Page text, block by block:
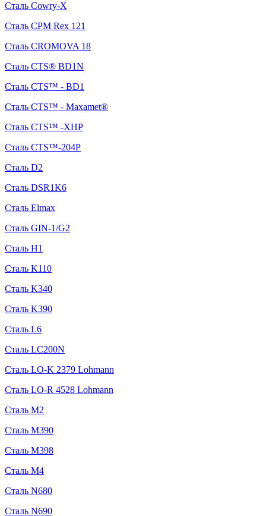
Сталь Cowry-X
Сталь CPM Rex 121
Сталь CROMOVA 18
Сталь CTS® BD1N
Сталь CTS™ - BD1
Сталь CTS™ - Maxamet®
Сталь CTS™ -XHP
Сталь CTS™-204P
Сталь D2
Сталь DSR1K6
Сталь Elmax
Сталь GIN-1/G2
Сталь H1
Сталь K110
Сталь K340
Сталь K390
Сталь L6
Сталь LC200N
Сталь LO-K 2379 Lohmann
Сталь LO-R 4528 Lohmann
Сталь M2
Сталь M390
Сталь M398
Сталь M4
Сталь N680
Сталь N690